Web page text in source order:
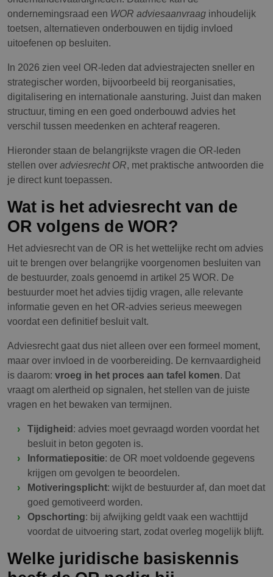
ondernemingsraad een WOR adviesaanvraag inhoudelijk
toetsen, alternatieven onderbouwen en tijdig invloed
uitoefenen op besluiten.
In 2026 zien veel OR-leden dat adviestrajecten sneller en
strategischer worden, bijvoorbeeld bij reorganisaties,
digitalisering en internationale aansturing. Juist dan maken
structuur, timing en een goed onderbouwd advies het
verschil tussen meedenken en achteraf reageren.
Hieronder staan de belangrijkste vragen die OR-leden
stellen overadviesrecht OR, met praktische antwoorden die
je direct kunt toepassen.
Wat is het adviesrecht van de
OR volgens de WOR?
Het adviesrecht van de OR is het wettelijke recht om advies
uit te brengen over belangrijke voorgenomen besluiten van
de bestuurder, zoals genoemd in artikel 25 WOR. De
bestuurder moet het advies tijdig vragen, alle relevante
informatie geven en het OR-advies serieus meewegen
voordat een definitief besluit valt.
Adviesrecht gaat dus niet alleen over een formeel moment,
maar over invloed in de voorbereiding. De kernvaardigheid
is daarom: vroeg in het proces aan tafel komen. Dat
vraagt om alertheid op signalen, het stellen van de juiste
vragen en het bewaken van termijnen.
Tijdigheid: advies moet gevraagd worden voordat het
besluit in beton gegoten is.
Informatiepositie: de OR moet voldoende gegevens
krijgen om gevolgen te beoordelen.
Motiveringsplicht: wijkt de bestuurder af, dan moet dat
goed gemotiveerd worden.
Opschorting: bij afwijking geldt vaak een wachttijd
voordat de uitvoering start, zodat overleg mogelijk blijft.
Welke juridische basiskennis